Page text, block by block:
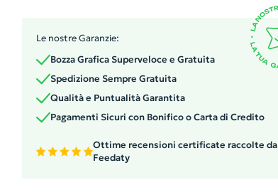
Le nostre Garanzie:
Bozza Grafica Superveloce e Gratuita
Spedizione Sempre Gratuita
Qualità e Puntualità Garantita
Pagamenti Sicuri con Bonifico o Carta di Credito
Ottime recensioni certificate raccolte da
Feedaty